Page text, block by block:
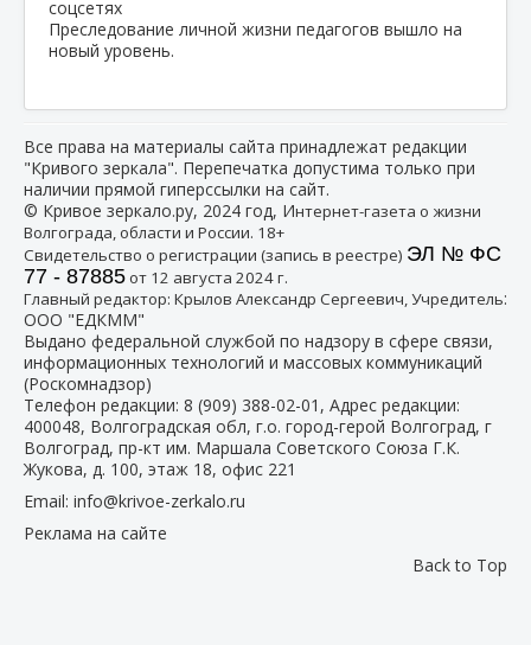
Преследование личной жизни педагогов вышло на
новый уровень.
Все права на материалы сайта принадлежат редакции
"Кривого зеркала". Перепечатка допустима только при
наличии прямой гиперссылки на сайт.
© Кривое зеркало.ру, 2024 год, Интернет-газета о жизни
Волгограда, области и России. 18+
Свидетельство о регистрации (запись в реестре) ЭЛ № ФС
77 - 87885от 12 августа 2024 г.
Главный редактор: Крылов Александр Сергеевич, Учредитель:
ООО "ЕДКММ"
Выдано федеральной службой по надзору в сфере связи,
информационных технологий и массовых коммуникаций
(Роскомнадзор)
Телефон редакции: 8 (909) 388-02-01 , Адрес редакции:
400048, Волгоградская обл, г.о. город-герой Волгоград, г
Волгоград, пр-кт им. Маршала Советского Союза Г.К.
Жукова, д. 100, этаж 18, офис 221
Email: info@krivoe-zerkalo.ru
Реклама на сайте
Back to Top